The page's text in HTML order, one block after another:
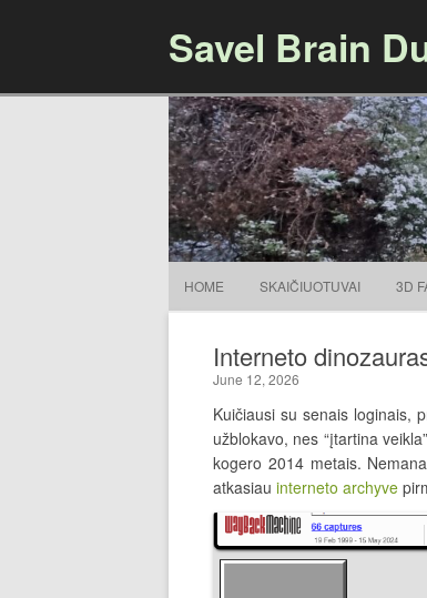
Savel Brain
HOME SKAIČIUOTUVAI 3D
Interneto
June 12, 2026
Kuičiausi su senais loginais,
užblokavo, nes “įtartina
kogero 2014 metais.
atkasiau interneto archyve